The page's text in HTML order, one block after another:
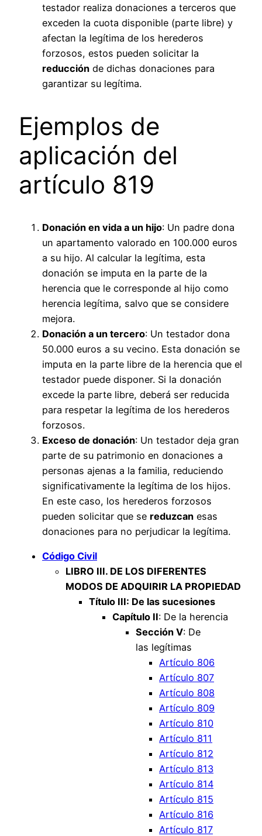
testador realiza donaciones a terceros que
exceden la cuota disponible (parte libre) y
afectan la legítima de los herederos
forzosos, estos pueden solicitar la
reducción de dichas donaciones para
garantizar su legítima.
Ejemplos de
aplicación del
artículo 819
Donación en vida a un hijo: Un padre dona
un apartamento valorado en 100.000 euros
a su hijo. Al calcular la legítima, esta
donación se imputa en la parte de la
herencia que le corresponde al hijo como
herencia legítima, salvo que se considere
mejora.
Donación a un tercero: Un testador dona
50.000 euros a su vecino. Esta donación se
imputa en la parte libre de la herencia que el
testador puede disponer. Si la donación
excede la parte libre, deberá ser reducida
para respetar la legítima de los herederos
forzosos.
Exceso de donación: Un testador deja gran
parte de su patrimonio en donaciones a
personas ajenas a la familia, reduciendo
significativamente la legítima de los hijos.
En este caso, los herederos forzosos
pueden solicitar que se reduzcan esas
donaciones para no perjudicar la legítima.
Código Civil
LIBRO III. DE LOS DIFERENTES
MODOS DE ADQUIRIR LA PROPIEDAD
Título III: De las sucesiones
Capítulo II: De la herencia
Sección V: De
las legítimas
Artículo 806
Artículo 807
Artículo 808
Artículo 809
Artículo 810
Artículo 811
Artículo 812
Artículo 813
Artículo 814
Artículo 815
Artículo 816
Artículo 817